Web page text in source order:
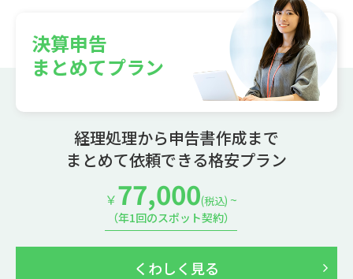
決算申告
まとめてプラン
経理処理から申告書作成まで
まとめて依頼できる格安プラン
￥77,000(税込) ~
（年1回のスポット契約）
くわしく見る